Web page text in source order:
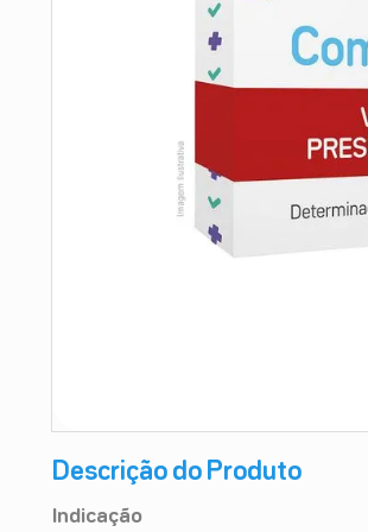
Descrição do Produto
Indicação
10º